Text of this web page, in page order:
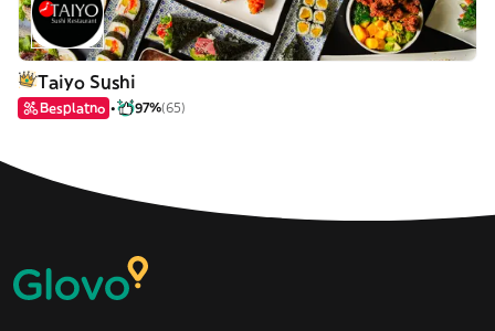
Taiyo Sushi
Besplatno 97%(65)